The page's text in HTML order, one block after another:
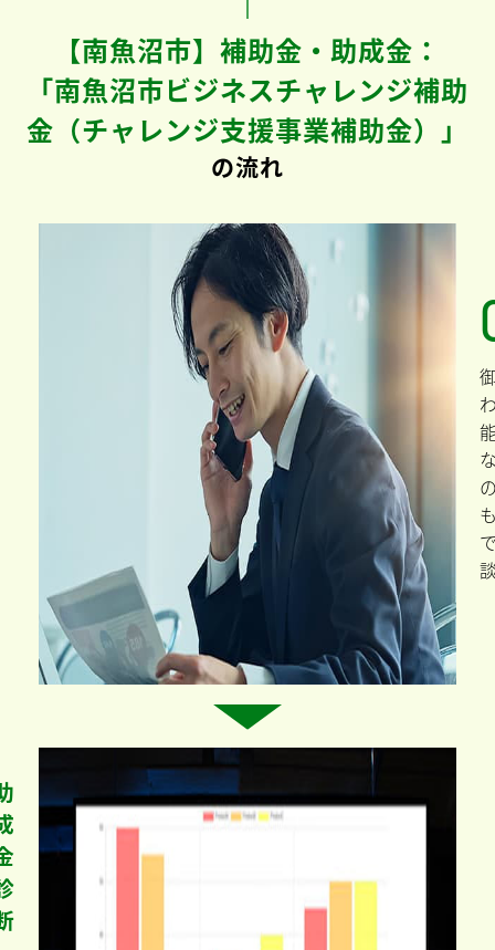
【南魚沼市】補助金・助成金：
「南魚沼市ビジネスチャレンジ補助
金（チャレンジ支援事業補助金）」
の流れ